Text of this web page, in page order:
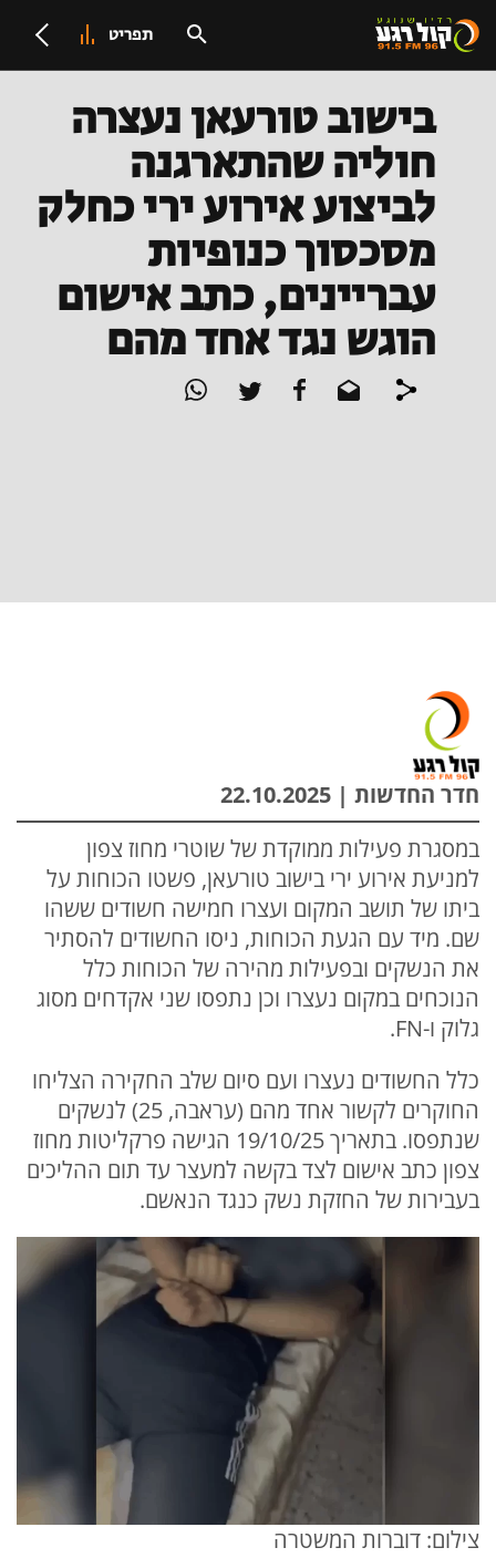
תפריט
בישוב טורעאן נעצרה
חוליה שהתארגנה
לביצוע אירוע ירי כחלק
מסכסוך כנופיות
עבריינים, כתב אישום
הוגש נגד אחד מהם
חדר החדשות | 22.10.2025
במסגרת פעילות ממוקדת של שוטרי מחוז צפון
למניעת אירוע ירי בישוב טורעאן, פשטו הכוחות על
ביתו של תושב המקום ועצרו חמישה חשודים ששהו
שם. מיד עם הגעת הכוחות, ניסו החשודים להסתיר
את הנשקים ובפעילות מהירה של הכוחות כלל
הנוכחים במקום נעצרו וכן נתפסו שני אקדחים מסוג
גלוק ו-FN.
כלל החשודים נעצרו ועם סיום שלב החקירה הצליחו
החוקרים לקשור אחד מהם (עראבה, 25) לנשקים
שנתפסו. בתאריך 19/10/25 הגישה פרקליטות מחוז
צפון כתב אישום לצד בקשה למעצר עד תום ההליכים
בעבירות של החזקת נשק כנגד הנאשם.
צילום: דוברות המשטרה